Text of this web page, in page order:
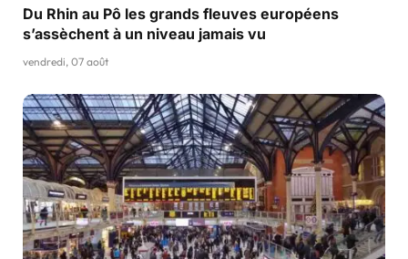
Du Rhin au Pô les grands fleuves européens
s’assèchent à un niveau jamais vu
vendredi, 07 août